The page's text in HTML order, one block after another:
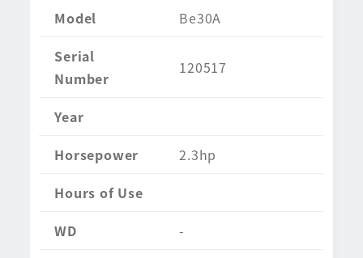
Model
Be30A
Serial
Number
120517
Year
Horsepower
2.3hp
Hours of Use
WD
-